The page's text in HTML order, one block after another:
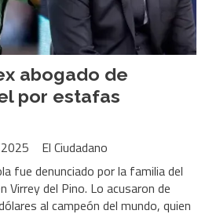
abogado de
por estafas
El Ciudadano
fue denunciado por la familia del
Virrey del Pino. Lo acusaron de
al campeón del mundo, quien